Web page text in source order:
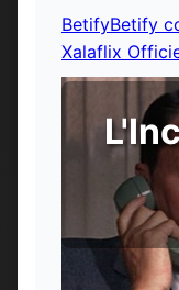
BetifyBetify
Xalaflix